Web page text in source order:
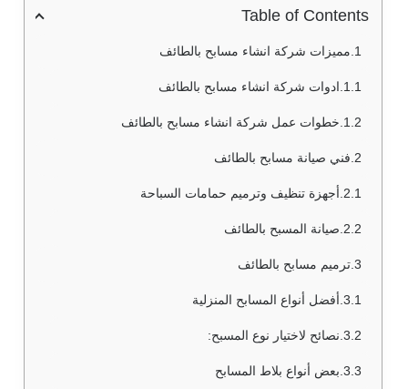
Table of Contents
مميزات شركة انشاء مسابح بالطائف
ادوات شركة انشاء مسابح بالطائف
خطوات عمل شركة انشاء مسابح بالطائف
فني صيانة مسابح بالطائف
أجهزة تنظيف وترميم حمامات السباحة
صيانة المسبح بالطائف
ترميم مسابح بالطائف
أفضل أنواع المسابح المنزلية
نصائح لاختيار نوع المسبح:
بعض أنواع بلاط المسابح